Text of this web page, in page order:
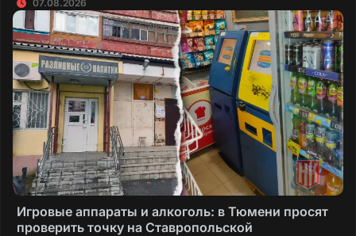
07.08.2026
Игровые аппараты и алкоголь: в Тюмени просят
проверить точку на Ставропольской